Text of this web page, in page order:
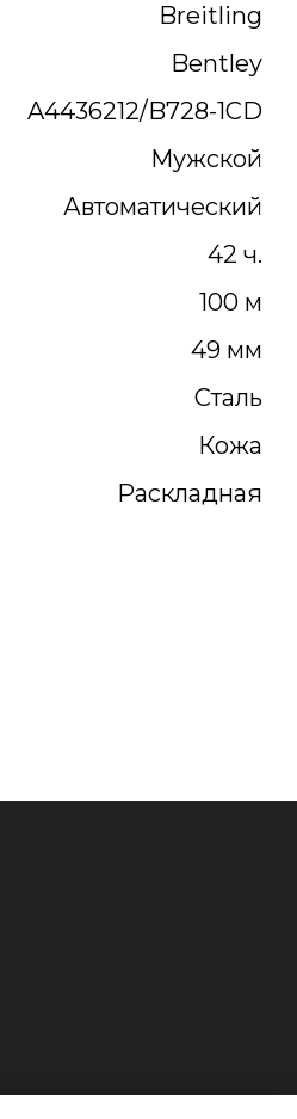
Breitling
Bentley
A4436212/B728-1CD
Мужской
Автоматический
42 ч.
100 м
49 мм
Сталь
Кожа
Раскладная